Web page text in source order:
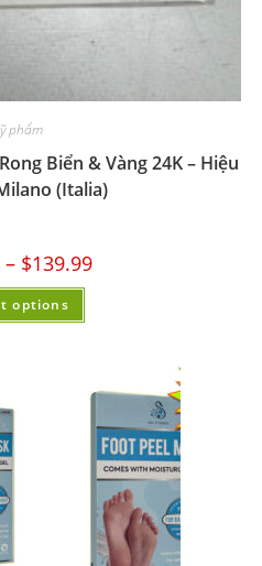
phẩm
Biển & Vàng 24K – Hiệu
(Italia)
– $139.99
options